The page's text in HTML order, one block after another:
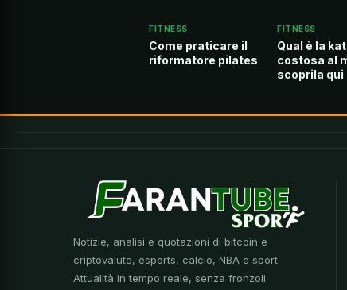
FITNESS
Come praticare il
riformatore pilates
FITNESS
Qual è la
costosa al
scoprila qui
Notizie, analisi e quotazioni di bitcoin e
criptovalute, esports, calcio, NBA e sport.
Attualità in tempo reale, senza fronzoli.